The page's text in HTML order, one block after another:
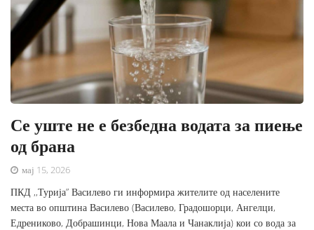
Се уште не е безбедна водата за пиење
од брана
мај 15, 2026
ПКД ,,Турија” Василево ги информира жителите од населените
места во општина Василево (Василево, Градошорци, Ангелци,
Едрениково, Добрашинци, Нова Маала и Чанаклија) кои со вода за